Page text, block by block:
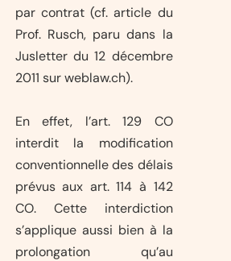
par contrat (cf. article du
Prof. Rusch, paru dans la
Jusletter du 12 décembre
2011 sur weblaw.ch).
En effet, l’art. 129 CO
interdit la modification
conventionnelle des délais
prévus aux art. 114 à 142
CO. Cette interdiction
s’applique aussi bien à la
prolongation qu’au